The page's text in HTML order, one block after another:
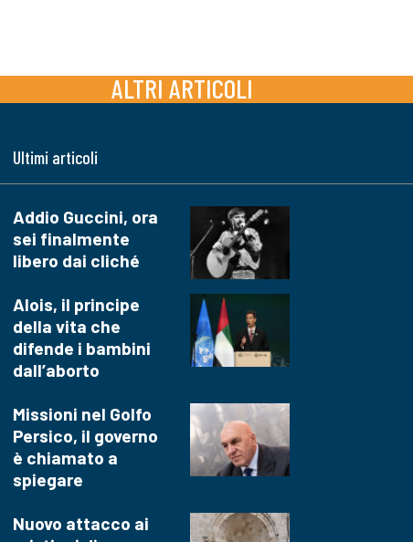
ALTRI ARTICOLI
Ultimi articoli
Addio Guccini, ora
sei finalmente
libero dai cliché
Alois, il principe
della vita che
difende i bambini
dall’aborto
Missioni nel Golfo
Persico, il governo
è chiamato a
spiegare
Nuovo attacco ai